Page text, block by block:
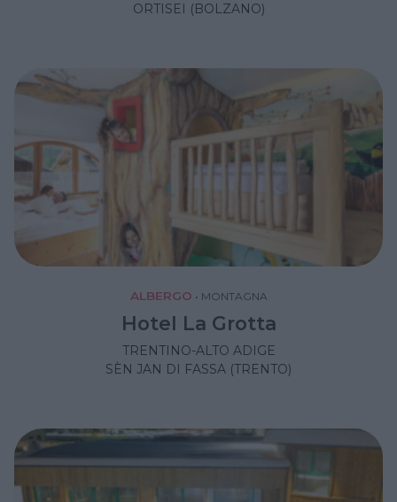
ORTISEI (BOLZANO)
ALBERGO • MONTAGNA
Hotel La Grotta
TRENTINO-ALTO ADIGE
SÈN JAN DI FASSA (TRENTO)